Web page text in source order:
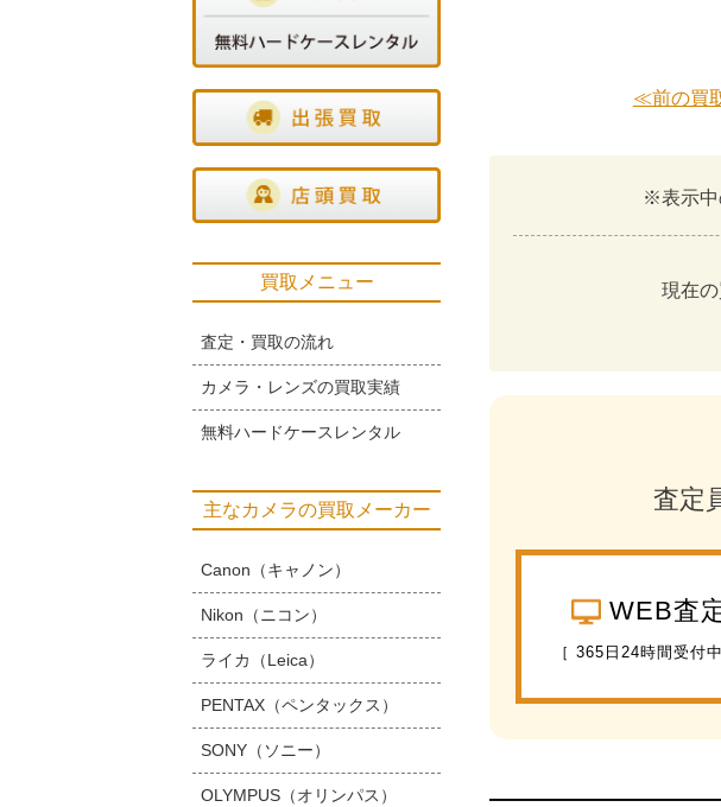
≪前の買
※表示中
現在
査定
WEB査
［ 365日24時間受付中
買取メニュー
査定・買取の流れ
カメラ・レンズの買取実績
無料ハードケースレンタル
主なカメラの買取メーカー
Canon（キャノン）
Nikon（ニコン）
ライカ（Leica）
PENTAX（ペンタックス）
SONY（ソニー）
OLYMPUS（オリンパス）